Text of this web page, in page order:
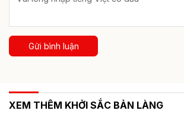
Gửi bình luận
XEM THÊM KHỞI SẮC BẢN LÀNG